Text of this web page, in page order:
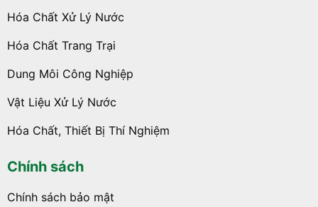
Hóa Chất Xử Lý Nước
Hóa Chất Trang Trại
Dung Môi Công Nghiệp
Vật Liệu Xử Lý Nước
Hóa Chất, Thiết Bị Thí Nghiệm
Chính sách
Chính sách bảo mật